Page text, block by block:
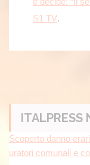
e decide: “Il
S1 TV.
ITALPRESS
Scoperto danno
uratori comunali e